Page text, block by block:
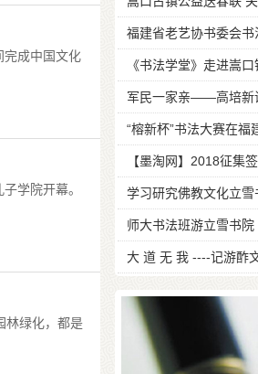
完成中国文化
学院开幕。
林绿化，都是
动
福建省老艺协书委会
《书法学堂》走进嵩
军民一家亲——高培新
瑰宝》
“榕新杯”书法大赛在
行
【墨淘网】2018征集
公告
学习研究佛教文化立
师大书法班游立雪书院
大 道 无 我 ----记游酢